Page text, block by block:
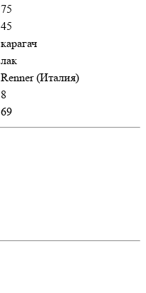
75
45
карагач
лак
Renner (Италия)
8
69